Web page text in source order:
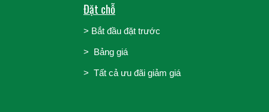
Đặt chỗ
> Bắt đầu đặt trước
> Bảng giá
> Tất cả ưu đãi giảm giá